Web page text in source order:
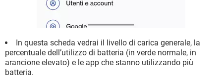
In questa scheda vedrai il livello di carica generale, la
percentuale dell’utilizzo di batteria (in verde normale, in
arancione elevato) e le app che stanno utilizzando più
batteria.